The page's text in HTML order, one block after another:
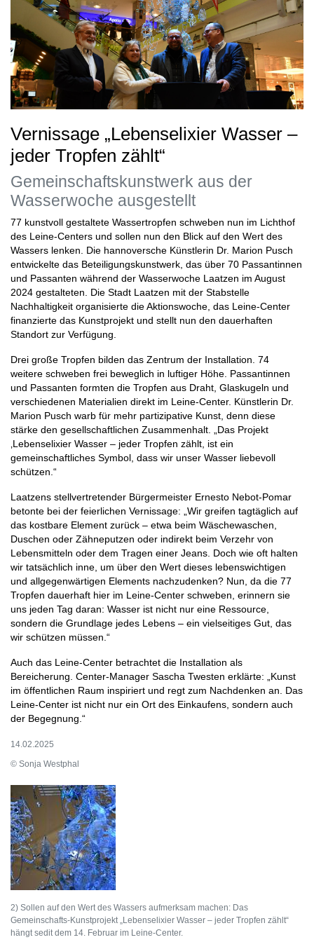
Vernissage „Lebenselixier Wasser –
jeder Tropfen zählt“
Gemeinschaftskunstwerk aus der
Wasserwoche ausgestellt
77 kunstvoll gestaltete Wassertropfen schweben nun im Lichthof
des Leine-Centers und sollen nun den Blick auf den Wert des
Wassers lenken. Die hannoversche Künstlerin Dr. Marion Pusch
entwickelte das Beteiligungskunstwerk, das über 70 Passantinnen
und Passanten während der Wasserwoche Laatzen im August
2024 gestalteten. Die Stadt Laatzen mit der Stabstelle
Nachhaltigkeit organisierte die Aktionswoche, das Leine-Center
finanzierte das Kunstprojekt und stellt nun den dauerhaften
Standort zur Verfügung.
Drei große Tropfen bilden das Zentrum der Installation. 74
weitere schweben frei beweglich in luftiger Höhe. Passantinnen
und Passanten formten die Tropfen aus Draht, Glaskugeln und
verschiedenen Materialien direkt im Leine-Center. Künstlerin Dr.
Marion Pusch warb für mehr partizipative Kunst, denn diese
stärke den gesellschaftlichen Zusammenhalt. „Das Projekt
‚Lebenselixier Wasser – jeder Tropfen zählt, ist ein
gemeinschaftliches Symbol, dass wir unser Wasser liebevoll
schützen.“
Laatzens stellvertretender Bürgermeister Ernesto Nebot-Pomar
betonte bei der feierlichen Vernissage: „Wir greifen tagtäglich auf
das kostbare Element zurück – etwa beim Wäschewaschen,
Duschen oder Zähneputzen oder indirekt beim Verzehr von
Lebensmitteln oder dem Tragen einer Jeans. Doch wie oft halten
wir tatsächlich inne, um über den Wert dieses lebenswichtigen
und allgegenwärtigen Elements nachzudenken? Nun, da die 77
Tropfen dauerhaft hier im Leine-Center schweben, erinnern sie
uns jeden Tag daran: Wasser ist nicht nur eine Ressource,
sondern die Grundlage jedes Lebens – ein vielseitiges Gut, das
wir schützen müssen.“
Auch das Leine-Center betrachtet die Installation als
Bereicherung. Center-Manager Sascha Twesten erklärte: „Kunst
im öffentlichen Raum inspiriert und regt zum Nachdenken an. Das
Leine-Center ist nicht nur ein Ort des Einkaufens, sondern auch
der Begegnung.“
14.02.2025
© Sonja Westphal
2) Sollen auf den Wert des Wassers aufmerksam machen: Das
Gemeinschafts-Kunstprojekt „Lebenselixier Wasser – jeder Tropfen zählt“
hängt sedit dem 14. Februar im Leine-Center.